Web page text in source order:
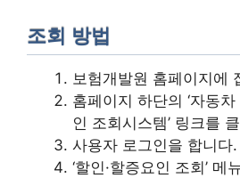
조회 방법
보험개발원 홈페이지에
홈페이지 하단의 ‘자동
인 조회시스템’ 링크를
사용자 로그인을 합니다.
‘할인·할증요인 조회’ 메